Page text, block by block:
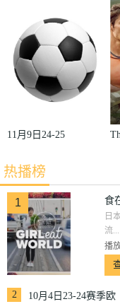
赛第2轮那不
勒斯VS皇家
马德里
斯
11月9日24-25
轮利雅得体育
VS利雅得胜
利
热播榜
1 食
日
流...
播
2
10月4日23-24赛季欧